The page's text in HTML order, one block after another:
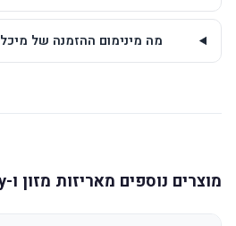
מה מינימום ההזמנה של מיכל 1 ליטר + מכסה?
מוצרים נוספים מאריזות מזון ו-Take Away